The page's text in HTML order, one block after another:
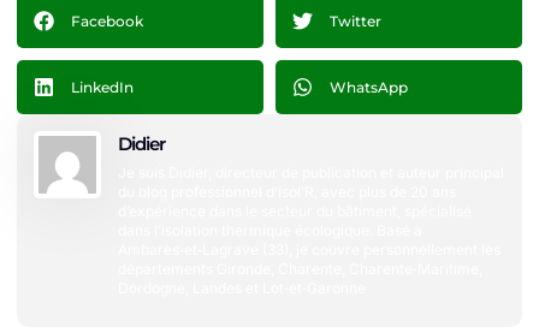
Facebook Twitter
LinkedIn WhatsApp
Didier